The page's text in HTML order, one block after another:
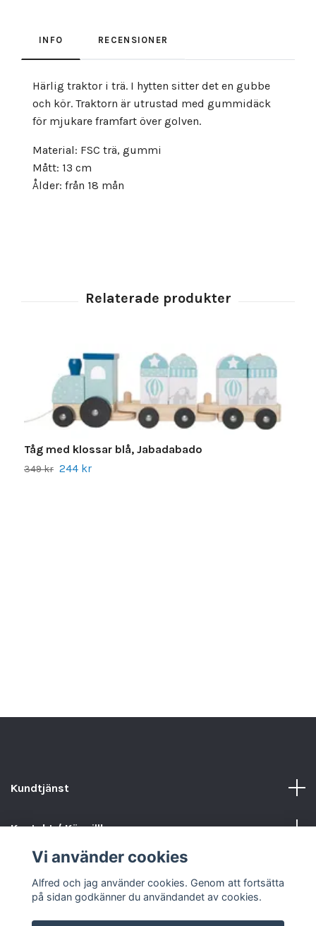
INFO RECENSIONER
Härlig traktor i trä. I hytten sitter det en gubbe
och kör. Traktorn är utrustad med gummidäck
för mjukare framfart över golven.
Material: FSC trä, gummi
Mått: 13 cm
Ålder: från 18 mån
Tåg med klossar blå, Jabadabado
349 kr 244 kr
Kundtjänst
Kontakt / Köpvillkor
Vi använder cookies
Alfred och jag använder cookies. Genom att fortsätta
på sidan godkänner du användandet av cookies.